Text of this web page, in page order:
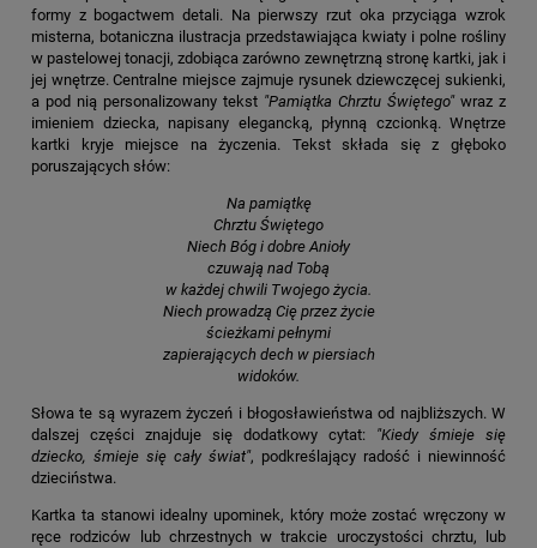
formy z bogactwem detali. Na pierwszy rzut oka przyciąga wzrok
misterna, botaniczna ilustracja przedstawiająca kwiaty i polne rośliny
w pastelowej tonacji, zdobiąca zarówno zewnętrzną stronę kartki, jak i
jej wnętrze. Centralne miejsce zajmuje rysunek dziewczęcej sukienki,
a pod nią personalizowany tekst "Pamiątka Chrztu Świętego"wraz z
imieniem dziecka, napisany elegancką, płynną czcionką. Wnętrze
kartki kryje miejsce na życzenia. Tekst składa się z głęboko
poruszających słów:
Na pamiątkę
Chrztu Świętego
Niech Bóg i dobre Anioły
czuwają nad Tobą
w każdej chwili Twojego życia.
Niech prowadzą Cię przez życie
ścieżkami pełnymi
zapierających dech w piersiach
widoków.
Słowa te są wyrazem życzeń i błogosławieństwa od najbliższych. W
dalszej części znajduje się dodatkowy cytat: "Kiedy śmieje się
dziecko, śmieje się cały świat", podkreślający radość i niewinność
dzieciństwa.
Kartka ta stanowi idealny upominek, który może zostać wręczony w
ręce rodziców lub chrzestnych w trakcie uroczystości chrztu, lub